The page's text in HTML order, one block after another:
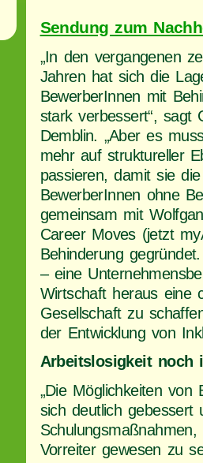
Sendung zum
„In den vergangenen
Jahren hat sich die
BewerberInnen mit
stark verbessert“, sagt
Demblin. „Aber es
mehr auf struktureller
passieren, damit sie
BewerberInnen ohne
gemeinsam mit
Career Moves (jetzt
Behinderung
– eine
Wirtschaft heraus eine
Gesellschaft zu
der Entwicklung von
Arbeitslosigkeit noch
„Die Möglichkeiten von
sich deutlich gebessert
Vorreiter gewesen zu